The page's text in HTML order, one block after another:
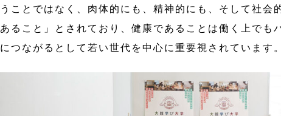
うことではなく、肉体的にも、精神的にも、そして社会
あること」とされており、健康であることは働く上でも
につながるとして若い世代を中心に重要視されています。